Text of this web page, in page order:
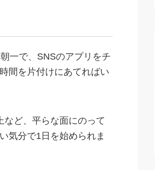
一で、SNSのアプリをチ
間を片付けにあてればい
など、平らな面にのって
気分で1日を始められま